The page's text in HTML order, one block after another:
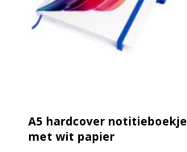
A5 hardcover notitieboekje
met wit papier